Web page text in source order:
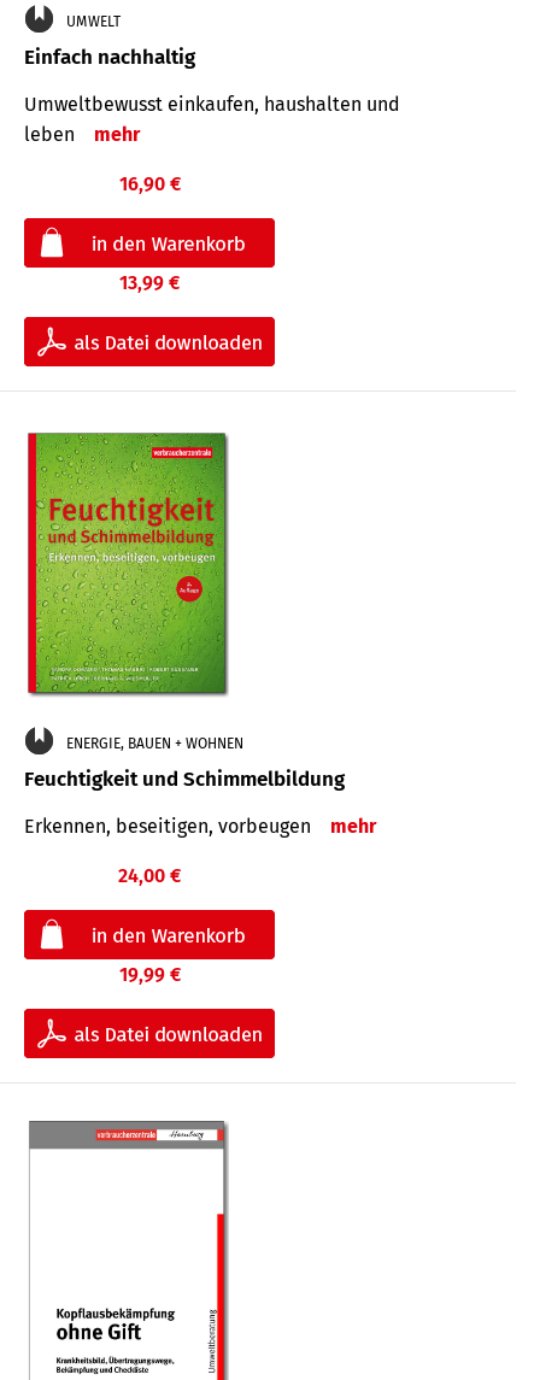
UMWELT
Einfach nachhaltig
Umweltbewusst einkaufen, haushalten und
leben
mehr
16,90 €
13,99 €
ENERGIE, BAUEN + WOHNEN
Feuchtigkeit und Schimmelbildung
Erkennen, beseitigen, vorbeugen mehr
24,00 €
19,99 €